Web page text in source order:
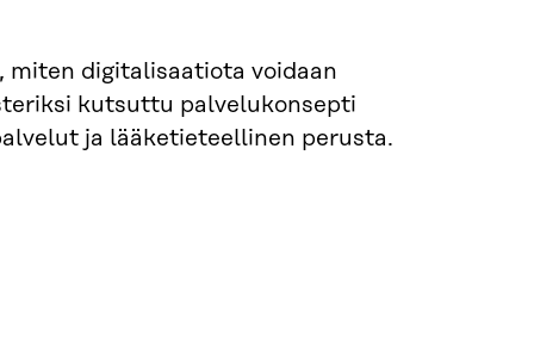
miten digitalisaatiota voidaan
kutsuttu palvelukonsepti
ja lääketieteellinen perusta.